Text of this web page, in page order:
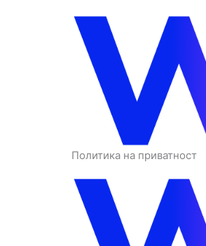
Политика на приватност